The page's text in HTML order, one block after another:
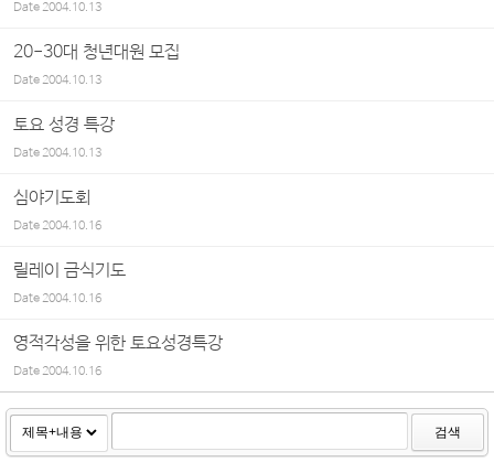
Date2004.10.13
20-30대 청년대원 모집
Date2004.10.13
토요 성경 특강
Date2004.10.13
심야기도회
Date2004.10.16
릴레이 금식기도
Date2004.10.16
영적각성을 위한 토요성경특강
Date2004.10.16
검색